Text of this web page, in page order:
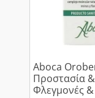
Aboca
Προστασία
Φλεγμονές &